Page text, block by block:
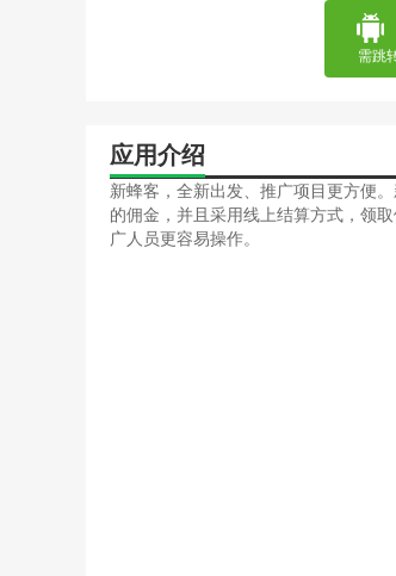
需跳
应用介绍
新蜂客，全新出发、推广项目更方便
的佣金，并且采用线上结算方式，领
广人员更容易操作。